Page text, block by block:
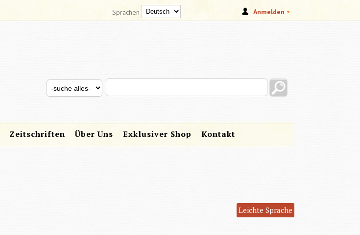
Anmelden
Sprachen
SUCHFORMULAR
Search this site
Search for
Zeitschriften Über Uns Exklusiver Shop Kontakt
Leichte Sprache